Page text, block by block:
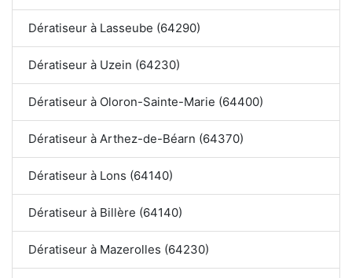
Dératiseur à Lasseube (64290)
Dératiseur à Uzein (64230)
Dératiseur à Oloron-Sainte-Marie (64400)
Dératiseur à Arthez-de-Béarn (64370)
Dératiseur à Lons (64140)
Dératiseur à Billère (64140)
Dératiseur à Mazerolles (64230)